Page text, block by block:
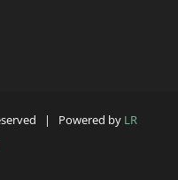
| Powered by LR